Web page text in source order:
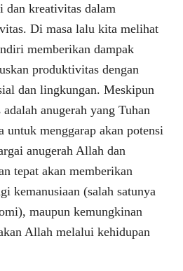
dan kreativitas dalam
Di masa lalu kita melihat
memberikan dampak
produktivitas dengan
dan lingkungan. Meskipun
anugerah yang Tuhan
untuk menggarap akan potensi
anugerah Allah dan
tepat akan memberikan
kemanusiaan (salah satunya
maupun kemungkinan
Allah melalui kehidupan